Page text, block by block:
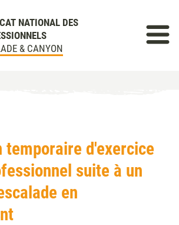
NATIONAL DES
& CANYON
d'exercice
suite à un
en